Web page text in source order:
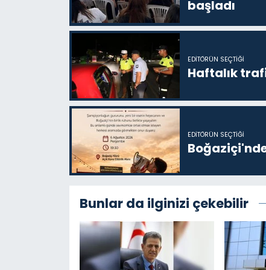
başladı
EDITÖRÜN SEÇTIĞI
Haftalık
EDITÖRÜN SEÇTIĞI
Bunlar da ilginizi çekebilir